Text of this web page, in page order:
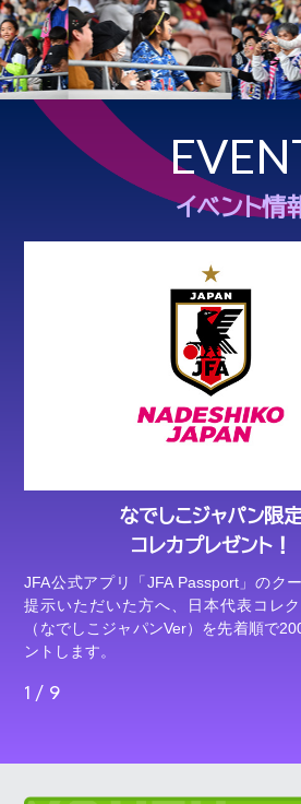
イベント情
なでしこジャパン限
コレカプレゼント！
JFA公式アプリ「JFA Passport」のク
提示いただいた方へ、日本代表コレ
（なでしこジャパンVer）を先着順で
ントします。
1 / 9